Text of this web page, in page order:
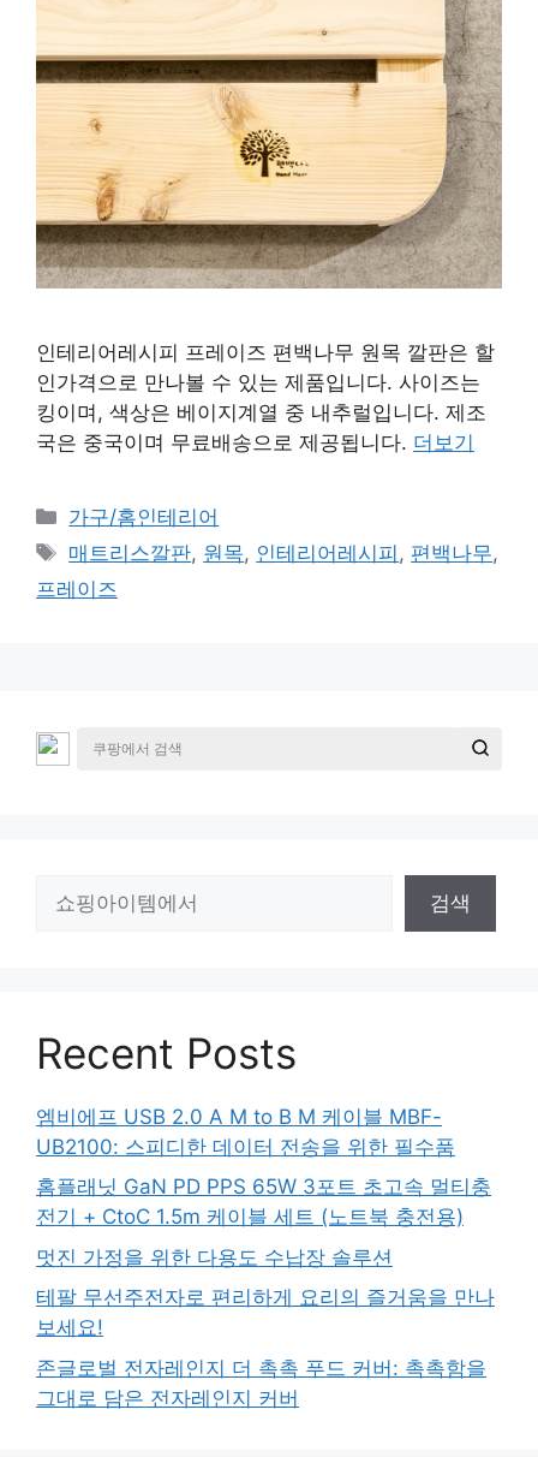
인테리어레시피 프레이즈 편백나무 원목 깔판은 할
인가격으로 만나볼 수 있는 제품입니다. 사이즈는
킹이며, 색상은 베이지계열 중 내추럴입니다. 제조
국은 중국이며 무료배송으로 제공됩니다. 더보기
카
테
고
리
가구/홈인테리어
태
그
매트리스깔판, 원목, 인테리어레시피 , 편백나무,
프레이즈
검색
Recent Posts
엠비에프 USB 2.0 A M to B M 케이블 MBF-
UB2100: 스피디한 데이터 전송을 위한 필수품
홈플래닛 GaN PD PPS 65W 3포트 초고속 멀티충
전기 + CtoC 1.5m 케이블 세트 (노트북 충전용)
멋진 가정을 위한 다용도 수납장 솔루션
테팔 무선주전자로 편리하게 요리의 즐거움을 만나
보세요!
존글로벌 전자레인지 더 촉촉 푸드 커버: 촉촉함을
그대로 담은 전자레인지 커버